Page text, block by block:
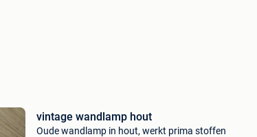
vintage wandlamp hout
Oude wandlamp in hout, werkt prima stoffen